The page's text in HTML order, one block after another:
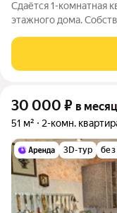
Сдаётся 1-комнатная
этажного дома.
оплачиваются
детьми, можно с
30 000 ₽ в месяц
51 м² 2-комн.
3D-тур без